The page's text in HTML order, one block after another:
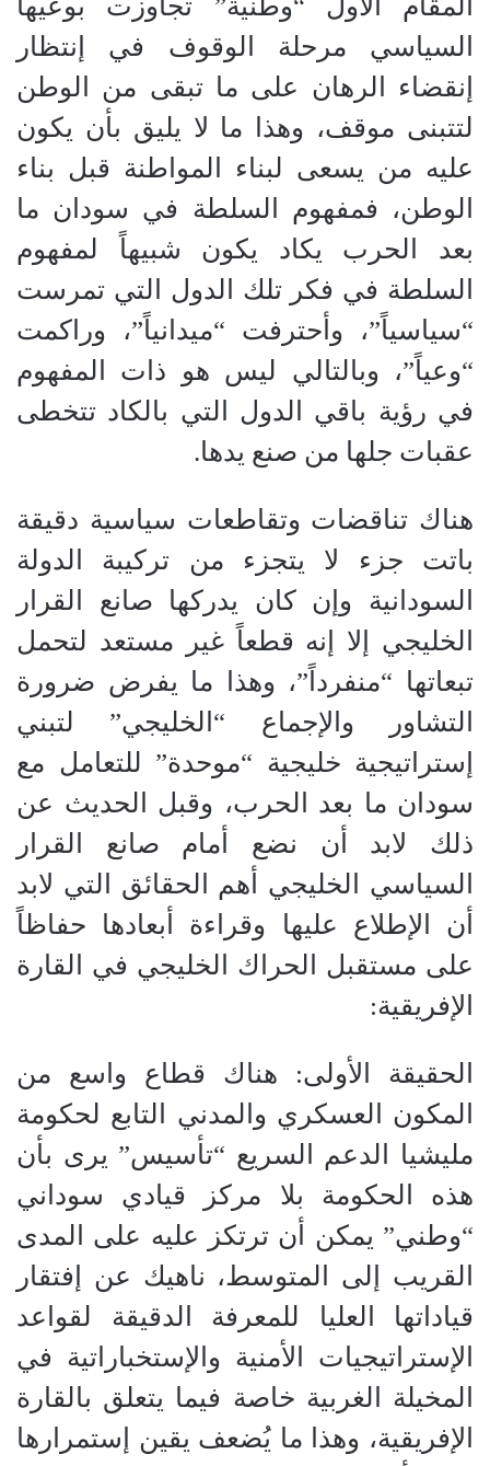
المقام الأول “وطنية” تجاوزت بوعيها
السياسي مرحلة الوقوف في إنتظار
إنقضاء الرهان على ما تبقى من الوطن
لتتبنى موقف، وهذا ما لا يليق بأن يكون
عليه من يسعى لبناء المواطنة قبل بناء
الوطن، فمفهوم السلطة في سودان ما
بعد الحرب يكاد يكون شبيهاً لمفهوم
السلطة في فكر تلك الدول التي تمرست
“سياسياً”، وأحترفت “ميدانياً”، وراكمت
“وعياً”، وبالتالي ليس هو ذات المفهوم
في رؤية باقي الدول التي بالكاد تتخطى
عقبات جلها من صنع يدها.
هناك تناقضات وتقاطعات سياسية دقيقة
باتت جزء لا يتجزء من تركيبة الدولة
السودانية وإن كان يدركها صانع القرار
الخليجي إلا إنه قطعاً غير مستعد لتحمل
تبعاتها “منفرداً”، وهذا ما يفرض ضرورة
التشاور والإجماع “الخليجي” لتبني
إستراتيجية خليجية “موحدة” للتعامل مع
سودان ما بعد الحرب، وقبل الحديث عن
ذلك لابد أن نضع أمام صانع القرار
السياسي الخليجي أهم الحقائق التي لابد
أن الإطلاع عليها وقراءة أبعادها حفاظاً
على مستقبل الحراك الخليجي في القارة
الإفريقية:
الحقيقة الأولى: هناك قطاع واسع من
المكون العسكري والمدني التابع لحكومة
مليشيا الدعم السريع “تأسيس” يرى بأن
هذه الحكومة بلا مركز قيادي سوداني
“وطني” يمكن أن ترتكز عليه على المدى
القريب إلى المتوسط، ناهيك عن إفتقار
قياداتها العليا للمعرفة الدقيقة لقواعد
الإستراتيجيات الأمنية والإستخباراتية في
المخيلة الغربية خاصة فيما يتعلق بالقارة
الإفريقية، وهذا ما يُضعف يقين إستمرارها